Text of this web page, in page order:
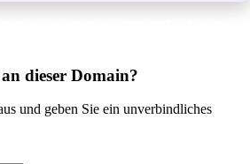
dieser Domain?
und geben Sie ein unverbindliches